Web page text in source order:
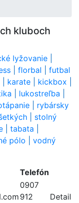
kluboch
lyžovanie
florbal
futbal
karate kickbox
lukostreľba
rybársky
stolný
tabata
pólo
vodný
Telefón
0907
912
Detail